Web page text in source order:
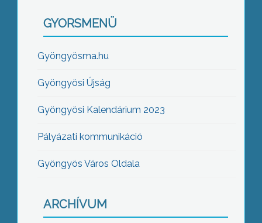
GYORSMENÜ
Gyöngyösma.hu
Gyöngyösi Újság
Gyöngyösi Kalendárium 2023
Pályázati kommunikáció
Gyöngyös Város Oldala
ARCHÍVUM